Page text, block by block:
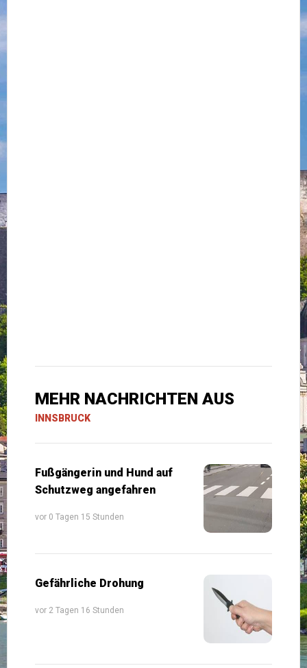
MEHR NACHRICHTEN AUS
INNSBRUCK
Fußgängerin und Hund auf
Schutzweg angefahren
vor 0 Tagen 15 Stunden
Gefährliche Drohung
vor 2 Tagen 16 Stunden